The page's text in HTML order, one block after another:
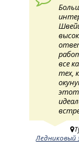
все
тех,
Ледниковый